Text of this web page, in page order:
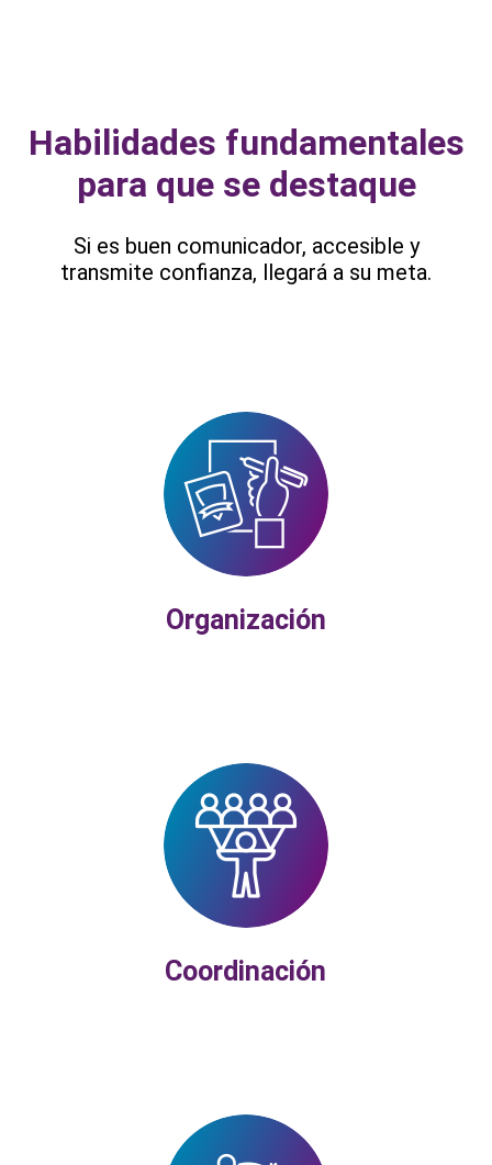
Habilidades fundamentales
para que se destaque
Si es buen comunicador, accesible y
transmite confianza, llegará a su meta.
Organización
Coordinación